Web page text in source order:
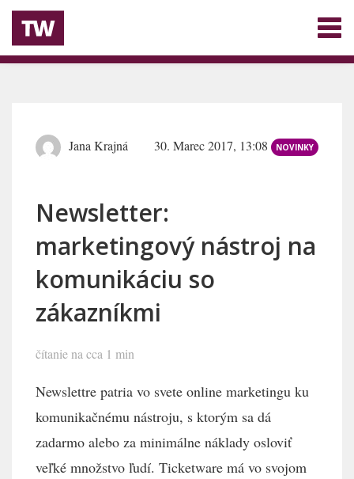
Jana Krajná 30. Marec 2017, 13:08 NOVINKY
Newsletter:
marketingový nástroj na
komunikáciu so
zákazníkmi
čítanie na cca 1 min
Newslettre patria vo svete online marketingu ku
komunikačnému nástroju, s ktorým sa dá
zadarmo alebo za minimálne náklady osloviť
veľké množstvo ľudí. Ticketware má vo svojom